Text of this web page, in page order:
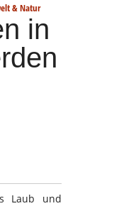
& Natur
in
Laub und